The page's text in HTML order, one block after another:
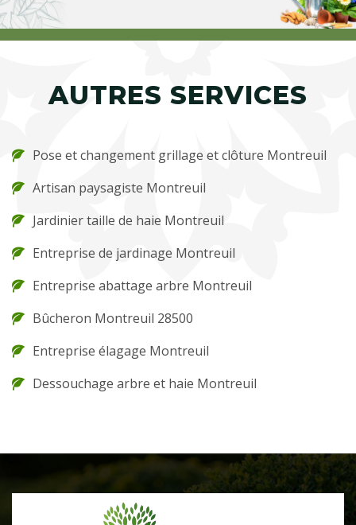
AUTRES SERVICES
Pose et changement grillage et clôture Montreuil
Artisan paysagiste Montreuil
Jardinier taille de haie Montreuil
Entreprise de jardinage Montreuil
Entreprise abattage arbre Montreuil
Bûcheron Montreuil 28500
Entreprise élagage Montreuil
Dessouchage arbre et haie Montreuil